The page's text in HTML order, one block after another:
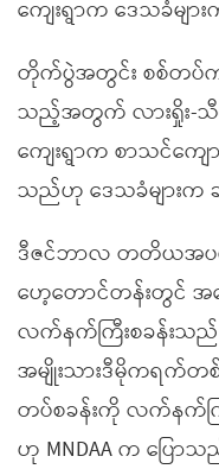
ကျေးရွာက ဒေသခံမျ
တိုက်ပွဲအတွင်း စစ်တပ်က
သည့်အတွက် လားရှိုး-
ကျေးရွာက စာသင်ကျ
သည်ဟု ဒေသခံများ
ဒီဇင်ဘာလ တတိယအပ
ဟေ့တောင်တန်းတွင် အ
လက်နက်ကြီးစခန်းသ
အမျိုးသားဒီမိုကရက်တ
တပ်စခန်းကို လက်နက်က
ဟု MNDAA က ပြောသ